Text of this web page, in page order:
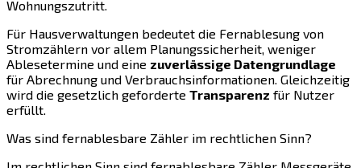
Wohnungszutritt.
Für Hausverwaltungen bedeutet die Fernablesung von
Stromzählern vor allem Planungssicherheit, weniger
Ablesetermine und eine zuverlässige Datengrundlage
für Abrechnung und Verbrauchsinformationen. Gleichzeitig
wird die gesetzlich geforderte Transparenz für Nutzer
erfüllt.
Was sind fernablesbare Zähler im rechtlichen Sinn?